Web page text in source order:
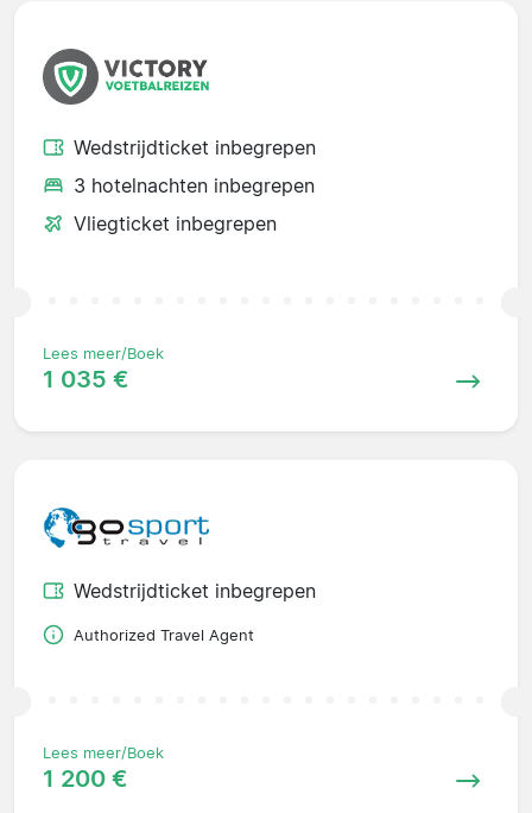
Wedstrijdticket inbegrepen
3 hotelnachten inbegrepen
Vliegticket inbegrepen
Lees meer/Boek
1 035 €
Wedstrijdticket inbegrepen
Authorized Travel Agent
Lees meer/Boek
1 200 €